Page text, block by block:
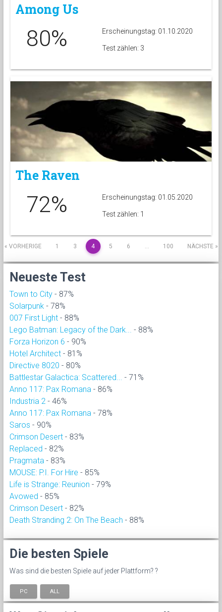
Among Us
80% Erscheinungstag: 01.10.2020
Test zählen: 3
The Raven
72% Erscheinungstag: 01.05.2020
Test zählen: 1
« VORHERIGE 1 3 4 5 6 … 100 NÄCHSTE »
Neueste Test
Town to City - 87%
Solarpunk - 78%
007 First Light - 88%
Lego Batman: Legacy of the Dark... - 88%
Forza Horizon 6 - 90%
Hotel Architect - 81%
Directive 8020 - 80%
Battlestar Galactica: Scattered... - 71%
Anno 117: Pax Romana - 86%
Industria 2 - 46%
Anno 117: Pax Romana - 78%
Saros - 90%
Crimson Desert - 83%
Replaced - 82%
Pragmata - 83%
MOUSE: P.I. For Hire - 85%
Life is Strange: Reunion - 79%
Avowed - 85%
Crimson Desert - 82%
Death Stranding 2: On The Beach - 88%
Die besten Spiele
Was sind die besten Spiele auf jeder Plattform? ?
PC ALL